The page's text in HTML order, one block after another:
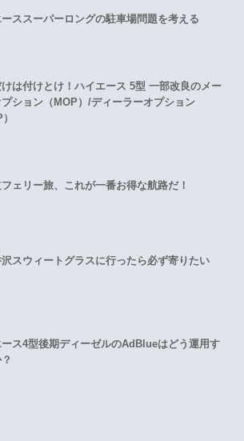
ススーパーロングの駐車場問題を考える
は付けとけ！ハイエース 5型 一部改良のメー
ション（MOP）/ディーラーオプション
ェリー旅、これが一番お得な航路だ！
スウィートグラスに行ったら必ず寄りたい
ス4型後期ディーゼルのAdBlueはどう運用す